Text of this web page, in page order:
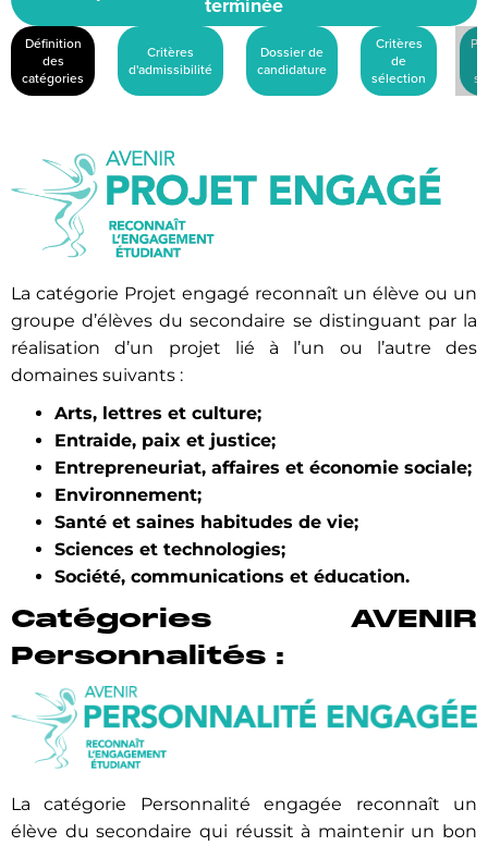
Définition
des
catégories
Critères
d'admissibilité
Dossier de
candidature
Critères
de
sélection
La catégorie Projet engagé reconnaît un élève ou un
groupe d’élèves du secondaire se distinguant par la
réalisation d’un projet lié à l’un ou l’autre des
domaines suivants :
Arts, lettres et culture;
Entraide, paix et justice;
Entrepreneuriat, affaires et économie sociale;
Environnement;
Santé et saines habitudes de vie;
Sciences et technologies;
Société, communications et éducation.
Catégories AVENIR
Personnalités :
La catégorie Personnalité engagée reconnaît un
élève du secondaire qui réussit à maintenir un bon